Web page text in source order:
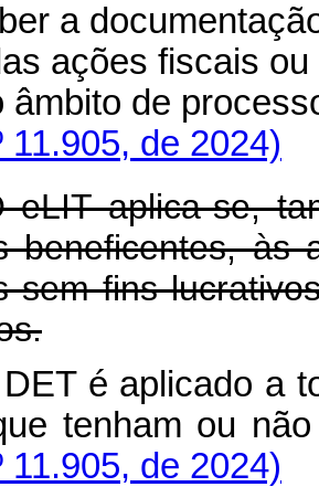
a
ações fiscais
âmbito de
11.905, de 2024)
aplica-se,
beneficentes, às
sem fins
é aplicado a
tenham ou
11.905, de 2024)